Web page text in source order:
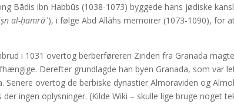
Bādis ibn Habbūs (1038-1073) byggede hans jødiske
al-ḥamrāʿ), i følge Abd Allāhs memoirer (1073-1090), for
i 1031 overtog berberføreren Ziriden fra Granada
Derefter grundlagde han byen Granada, som var
Senere overtog de berbiske dynastier Almoraviden og
ingen oplysninger. (Kilde Wiki – skulle lige bruge noget